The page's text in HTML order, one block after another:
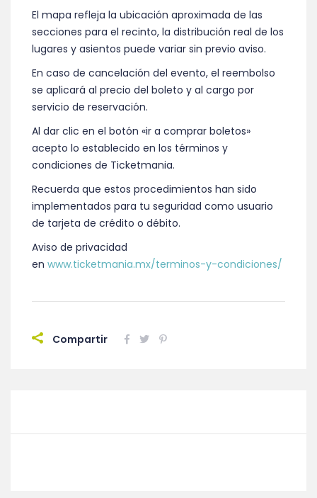
El mapa refleja la ubicación aproximada de las
secciones para el recinto, la distribución real de los
lugares y asientos puede variar sin previo aviso.
En caso de cancelación del evento, el reembolso
se aplicará al precio del boleto y al cargo por
servicio de reservación.
Al dar clic en el botón «ir a comprar boletos»
acepto lo establecido en los términos y
condiciones de Ticketmania.
Recuerda que estos procedimientos han sido
implementados para tu seguridad como usuario
de tarjeta de crédito o débito.
Aviso de privacidad
en www.ticketmania.mx/terminos-y-condiciones/
Compartir